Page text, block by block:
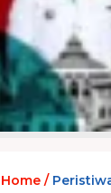
Home /